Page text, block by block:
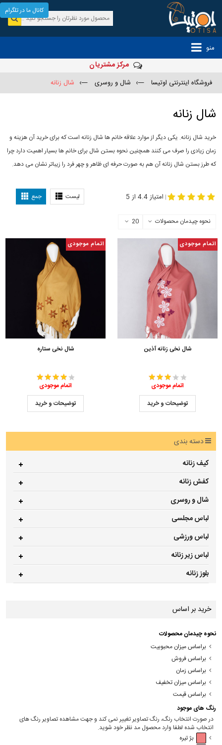
منو
مرکز مشتریان
فروشگاه اینترنتی اوتیسا —› شال و روسری —› شال زنانه
شال زنانه
خرید شال زنانه. یکی دیگر از موارد علاقه خانم ها شال زنانه است که برای خرید آن هزینه و
زمان زیادی را صرف می کنند همچنین نحوه بستن شال برای خانم ها بسیار اهمیت دارد چرا
که طرز بستن شال زنانه آن هم به صورت حرفه ای ظاهر و چهر فرد را زیباتر نشان می دهد.
لیست جمع | امتیاز 4.4 از 5
نحوه چیدمان محصولات 20
اتمام موجودی
شال نخی زنانه آذین
اتمام موجودی
توضیحات و خرید
اتمام موجودی
شال نخی ستاره
اتمام موجودی
توضیحات و خرید
دسته بندی
کیف زنانه
کفش زنانه
شال و روسری
لباس مجلسی
لباس ورزشی
لباس زیر زنانه
بلوز زنانه
خرید بر اساس
نحوه چیدمان محصولات
براساس میزان محبوبیت
براساس فروش
براساس زمان
براساس میزان تخفیف
براساس قیمت
رنگ های موجود
در صورت انتخاب رنگ، رنگ تصاویر تغییر نمی کند و جهت مشاهده تصاویر رنگ های
انتخاب شده لطفا وارد محصول مد نظر خود شوید.
بژ تیره
کانال ما در تلگرام